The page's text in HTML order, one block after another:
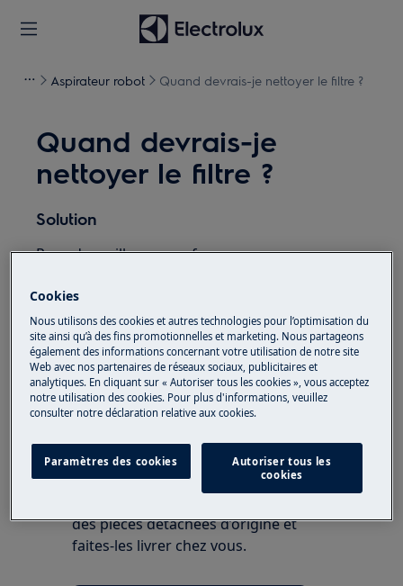
Aspirateur robot Quand devrais-je nettoyer le filtre ?
Quand devrais-je
nettoyer le filtre ?
Solution
Pour de meilleures performances, nous vous
nettoyages et de le remplacer tous les 6 mois.
Les filtres sont disponibles sur notre site web
(et dans l’application mobile).
Cet article vous a-t-il été utile ?
Pièces détachées et accessoires
des pièces détachées d’origine et
faites-les livrer chez vous.
Cookies
Nous utilisons des cookies et autres technologies pour l’optimisation du
site ainsi qu’à des fins promotionnelles et marketing. Nous partageons
également des informations concernant votre utilisation de notre site
Web avec nos partenaires de réseaux sociaux, publicitaires et
analytiques. En cliquant sur « Autoriser tous les cookies », vous acceptez
notre utilisation des cookies. Pour plus d'informations, veuillez
consulter notre déclaration relative aux cookies.
Paramètres des cookies
Autoriser tous les
cookies